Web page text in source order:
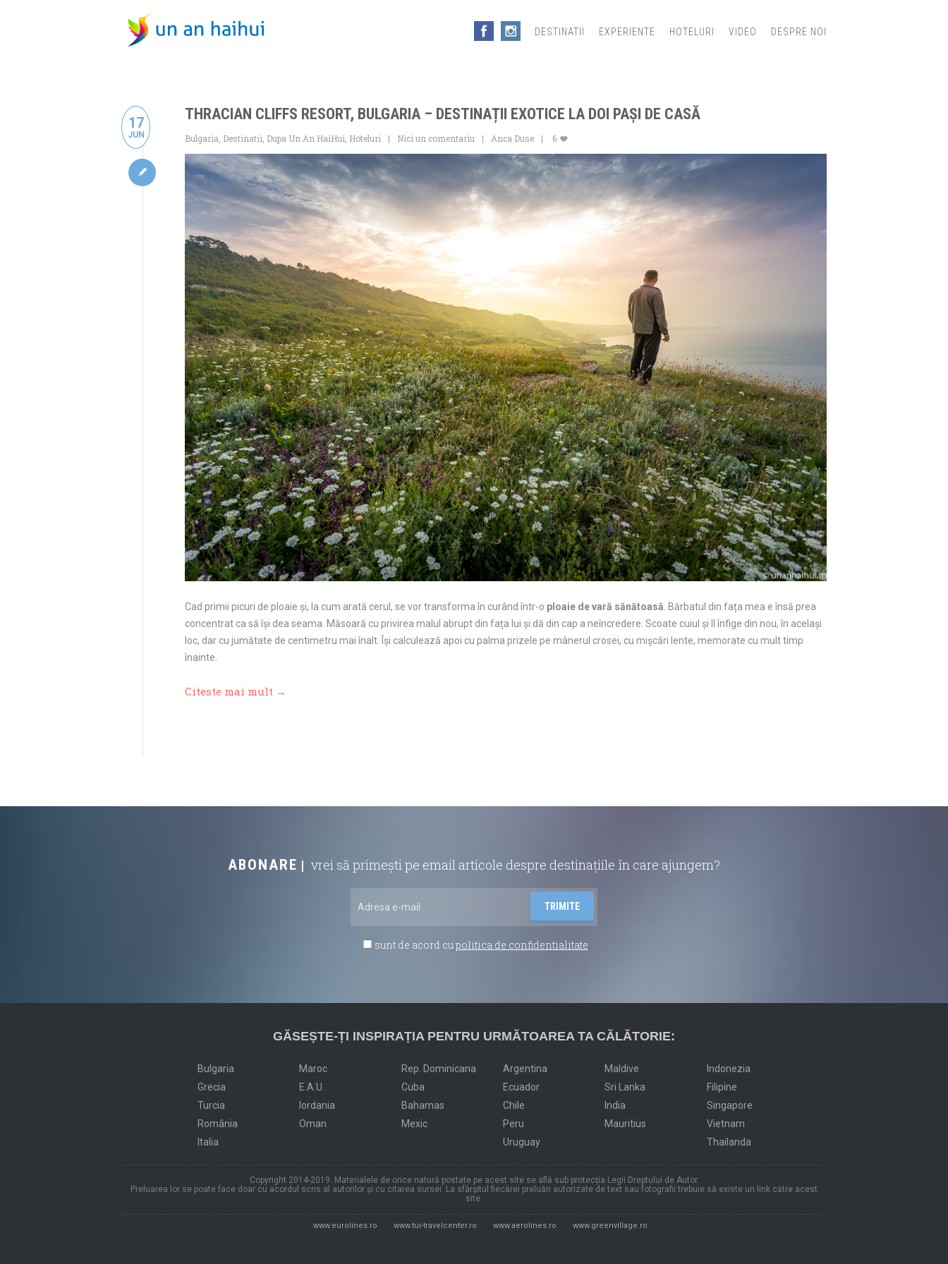
DESTINATII EXPERIENTE HOTELURI VIDEO DESPRE NOI
17
JUN
THRACIAN CLIFFS RESORT, BULGARIA – DESTINAȚII EXOTICE LA DOI PAȘI DE CASĂ
Bulgaria Destinatii Dupa Un An HaiHui Hoteluri Nici un comentariu Anca Duse 6
Cad primii picuri de ploaie și, la cum arată cerul, se vor transforma în curând într-o ploaie de vară sănătoasă . Bărbatul din fața mea e însă prea
concentrat ca să își dea seama. Măsoară cu privirea malul abrupt din fața lui și dă din cap a neîncredere. Scoate cuiul și îl înfige din nou, în același
loc, dar cu jumătate de centimetru mai înalt. Își calculează apoi cu palma prizele pe mânerul crosei, cu mișcări lente, memorate cu mult timp
înainte.
Citeste mai mult →
ABONARE vrei să primești pe email articole despre destinațiile în care ajungem?
sunt de acord cupolitica de confidentialitate
GĂSEȘTE-ȚI INSPIRAȚIA PENTRU URMĂTOAREA TA CĂLĂTORIE:
Bulgaria
Grecia
Turcia
România
Italia
Maroc
E.A.U.
Iordania
Oman
Rep. Dominicana
Cuba
Bahamas
Mexic
Argentina
Ecuador
Chile
Peru
Uruguay
Maldive
Sri Lanka
India
Mauritius
Indonezia
Filipine
Singapore
Vietnam
Thailanda
Copyright 2014-2019: Materialele de orice natură postate pe acest site se află sub protecția Legii Dreptului de Autor.
Preluarea lor se poate face doar cu acordul scris al autorilor și cu citarea sursei. La sfârșitul fiecărei preluări autorizate de text sau fotografii trebuie să existe un link către acest
site.
www.eurolines.ro www.tui-travelcenter.ro www.aerolines.ro www.greenvillage.ro